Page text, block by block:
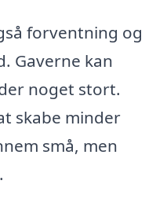
forventning og
Gaverne kan
noget stort.
skabe minder
små, men